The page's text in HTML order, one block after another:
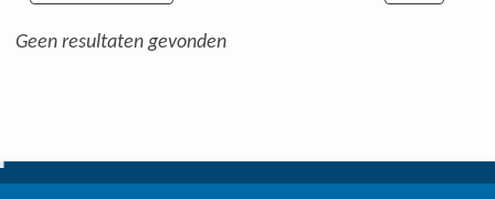
Geen resultaten gevonden